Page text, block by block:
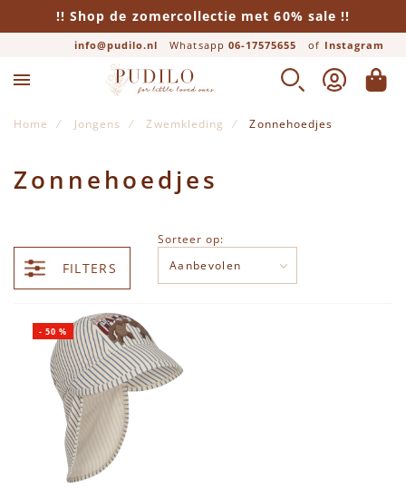
!! Shop de zomercollectie met 60% sale !!
info@pudilo.nl Whatsapp 06-17575655 of Instagram
ZOEK ACCOUNT
Home Jongens Zwemkleding Zonnehoedjes
Zonnehoedjes
FILTERS
Sorteer op:
-50 %